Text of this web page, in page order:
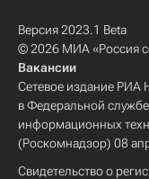
Версия 2023.1 Beta
© 2026 МИА «Россия
Вакансии
Сетевое издание РИА
в Федеральной
информационных
(Роскомнадзор) 08
Свидетельство о